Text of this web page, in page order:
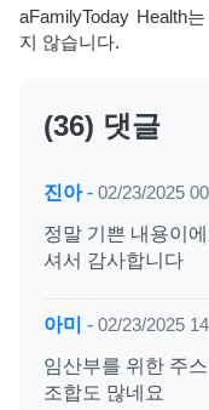
aFamilyToday Health
지 않습니다.
(36) 댓글
진아- 02/23/2025
정말 기쁜 내용이
셔서 감사합니다
아미 - 02/23/2025
임산부를 위한 주
조합도 많네요